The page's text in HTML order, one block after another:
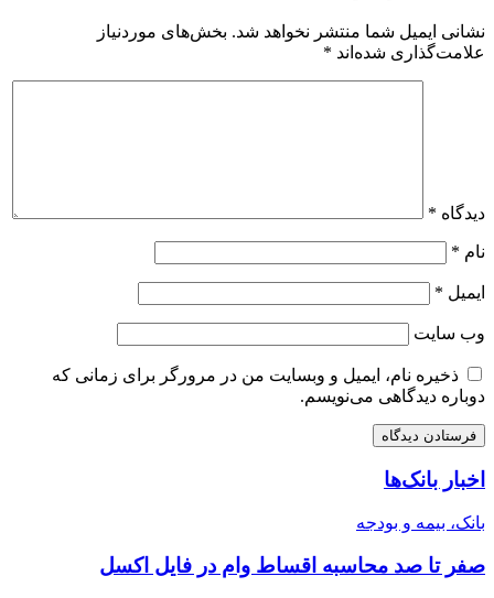
نشانی ایمیل شما منتشر نخواهد شد. بخش‌های موردنیاز
علامت‌گذاری شده‌اند *
دیدگاه *
نام *
ایمیل *
وب‌ سایت
ذخیره نام، ایمیل و وبسایت من در مرورگر برای زمانی که
دوباره دیدگاهی می‌نویسم.
اخبار بانک‌ها
بانک، بیمه و بودجه
صفر تا صد محاسبه اقساط وام در فایل اکسل